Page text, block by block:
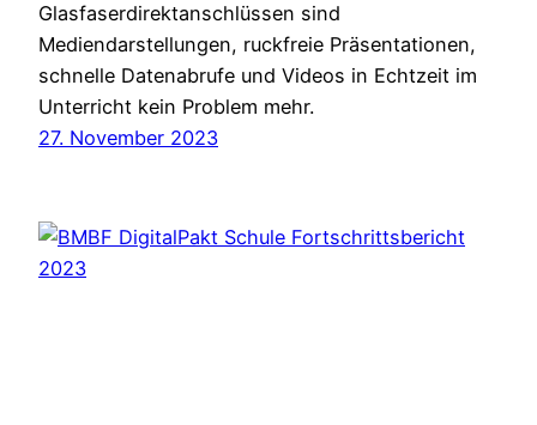
Glasfaserdirektanschlüssen sind
Mediendarstellungen, ruckfreie Präsentationen,
schnelle Datenabrufe und Videos in Echtzeit im
Unterricht kein Problem mehr.
27. November 2023